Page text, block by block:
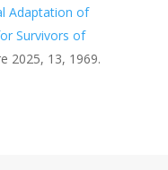
Adaptation of
Survivors of
2025, 13, 1969.